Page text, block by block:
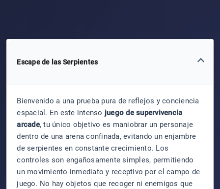
Escape de las Serpientes
Bienvenido a una prueba pura de reflejos y conciencia
espacial. En este intenso juego de supervivencia
arcade, tu único objetivo es maniobrar un personaje
dentro de una arena confinada, evitando un enjambre
de serpientes en constante crecimiento. Los
controles son engañosamente simples, permitiendo
un movimiento inmediato y receptivo por el campo de
juego. No hay objetos que recoger ni enemigos que